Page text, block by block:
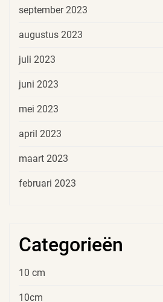
september 2023
augustus 2023
juli 2023
juni 2023
mei 2023
april 2023
maart 2023
februari 2023
Categorieën
10 cm
10cm